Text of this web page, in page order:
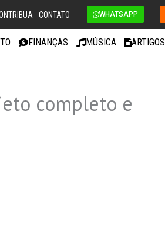
CONTATO WHATSAPP
FINANÇAS MÚSICA ARTIGOS
completo e